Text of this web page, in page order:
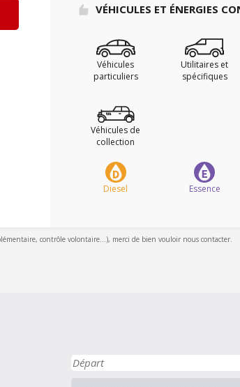
VÉHICULES ET ÉNERGIES
Véhicules
particuliers
Utilitaires et
spécifiques
Véhicules de
collection
Diesel Essence
contrôle volontaire...), merci de bien vouloir nous contacter.